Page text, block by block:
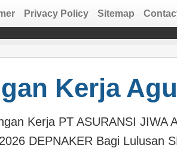
Privacy Policy Sitemap
Kerja
Kerja PT ASURANSI JIWA
DEPNAKER Bagi Lulusan